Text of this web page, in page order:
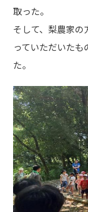
取った。
そして、梨農家
っていただいた
た。